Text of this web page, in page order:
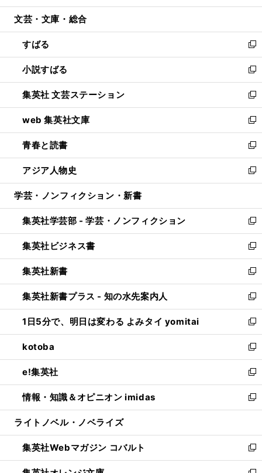
開
ウ
開
く
ン
ウ
で
開
く
ウ
ン
ド
ウ
で
開
く
文芸・文庫・総合
すばる
新
し
い
ウ
ィ
ン
ド
ウ
で
開
く
小説すばる
新
し
い
ウ
ィ
ン
ド
ウ
で
開
集英社 文芸ステーション
新
し
い
ウ
ィ
ン
ド
ウ
開
く
web 集英社文庫
新
し
い
ウ
ィ
ン
ウ
で
開
く
青春と読書
新
し
い
ウ
ン
ド
ウ
で
開
く
アジア人物史
新
し
ウ
ィ
ン
ド
ウ
で
開
く
学芸・ノンフィクション・新書
集英社学芸部 - 学芸・ノンフィクション
新
し
い
ウ
ィ
ン
ド
ウ
で
開
く
集英社ビジネス書
新
し
い
ウ
ィ
ン
ド
ウ
で
開
く
集英社新書
新
し
い
ウ
ィ
ン
ド
ウ
で
開
く
集英社新書プラス - 知の水先案内人
新
し
い
ウ
ィ
ン
ド
ウ
で
開
1日5分で、明日は変わる よみタイ yomitai
新
し
い
ウ
ィ
ン
ド
ウ
開
く
kotoba
新
し
い
ウ
ィ
ン
ウ
で
開
e!集英社
新
し
い
ウ
ン
ド
ウ
情報・知識＆オピニオン imidas
新
し
ウ
ィ
ン
ライトノベル・ノベライズ
集英社Webマガジン コバルト
新
し